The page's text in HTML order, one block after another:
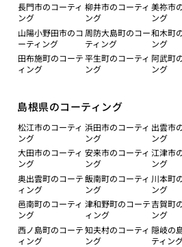
長門市のコーティ
ング
柳井市のコーティ
ング
美祢市
ング
山陽小野田市のコ
ーティング
周防大島町のコー
ティング
和木町
ング
田布施町のコーテ
ィング
平生町のコーティ
ング
阿武町
ング
島根県のコーティング
松江市のコーティ
ング
浜田市のコーティ
ング
出雲市
ング
大田市のコーティ
ング
安来市のコーティ
ング
江津市
ング
奥出雲町のコーテ
ィング
飯南町のコーティ
ング
川本町
ング
邑南町のコーティ
ング
津和野町のコーテ
ィング
吉賀町
ング
西ノ島町のコーテ
ィング
知夫村のコーティ
ング
隠岐の
ティン